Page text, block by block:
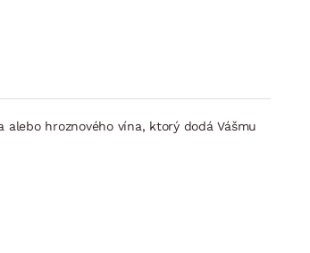
hroznového vína, ktorý dodá Vášmu